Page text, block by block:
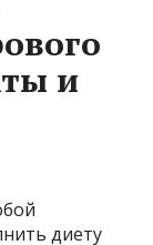
и
диету